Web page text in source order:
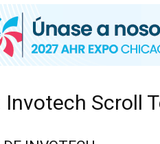
LATINOAMÉRICA
Invotech Scroll